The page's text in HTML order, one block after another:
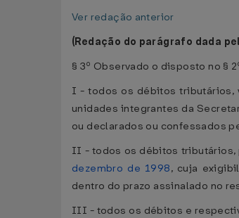
Ver redação anterior
(Redação do parágrafo dada
§ 3º Observado o disposto no §
I - todos os débitos tributários,
unidades integrantes da
ou declarados ou confessados
II - todos os débitos tributários,
dezembro de 1998, cuja
dentro do prazo assinalado no
III - todos os débitos e